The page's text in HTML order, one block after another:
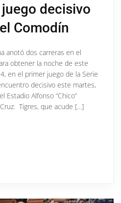
decisivo
Comodín
anotó dos carreras en el
obtener la noche de este
en el primer juego de la Serie
decisivo este martes,
Estadio Alfonso “Chico”
Tigres, que acude […]